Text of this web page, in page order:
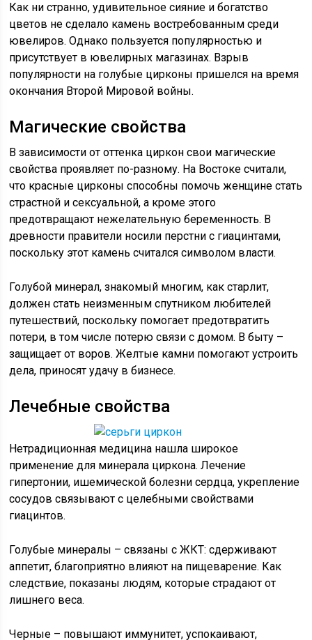
Как ни странно, удивительное сияние и богатство
цветов не сделало камень востребованным среди
ювелиров. Однако пользуется популярностью и
присутствует в ювелирных магазинах. Взрыв
популярности на голубые цирконы пришелся на время
окончания Второй Мировой войны.
Магические свойства
В зависимости от оттенка циркон свои магические
свойства проявляет по-разному. На Востоке считали,
что красные цирконы способны помочь женщине стать
страстной и сексуальной, а кроме этого
предотвращают нежелательную беременность. В
древности правители носили перстни с гиацинтами,
поскольку этот камень считался символом власти.
Голубой минерал, знакомый многим, как старлит,
должен стать неизменным спутником любителей
путешествий, поскольку помогает предотвратить
потери, в том числе потерю связи с домом. В быту –
защищает от воров. Желтые камни помогают устроить
дела, приносят удачу в бизнесе.
Лечебные свойства
Нетрадиционная медицина нашла широкое
применение для минерала циркона. Лечение
гипертонии, ишемической болезни сердца, укрепление
сосудов связывают с целебными свойствами
гиацинтов.
Голубые минералы – связаны с ЖКТ: сдерживают
аппетит, благоприятно влияют на пищеварение. Как
следствие, показаны людям, которые страдают от
лишнего веса.
Черные – повышают иммунитет, успокаивают,